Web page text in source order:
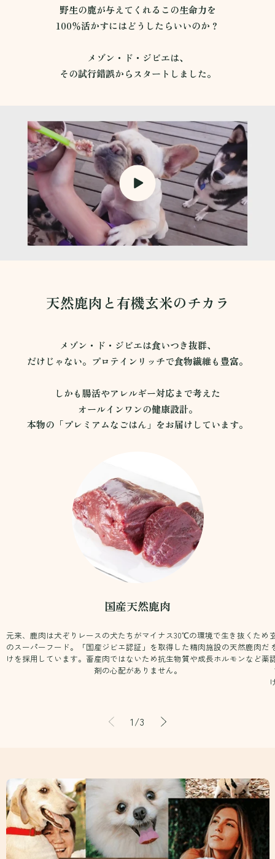
野生の鹿が与えてくれるこの生命力を
100％活かすにはどうしたらいいのか？
メゾン・ド・ジビエは、
その試行錯誤からスタートしました。
天然鹿肉と有機玄米のチカラ
メゾン・ド・ジビエは食いつき抜群、
だけじゃない。プロテインリッチで食物繊維も豊富。
しかも腸活やアレルギー対応まで考えた
オールインワンの健康設計。
本物の「プレミアムなごはん」をお届けしています。
国産天然鹿肉
元来、鹿肉は犬ぞりレースの犬たちがマイナス30℃の環境で生き抜くため
のスーパーフード。「国産ジビエ認証」を取得した精肉施設の天然鹿肉だ
けを採用しています。畜産肉ではないため抗生物質や成長ホルモンなど薬
剤の心配がありません。
1/の
3